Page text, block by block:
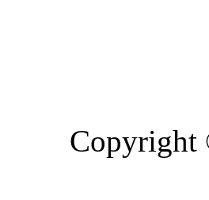
Copyright